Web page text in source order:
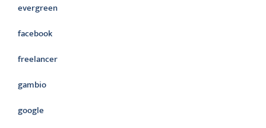
evergreen
facebook
freelancer
gambio
google